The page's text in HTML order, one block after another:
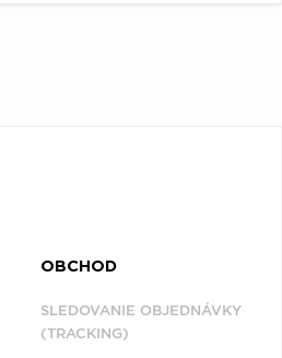
OBCHOD
SLEDOVANIE OBJEDNÁVKY
(TRACKING)